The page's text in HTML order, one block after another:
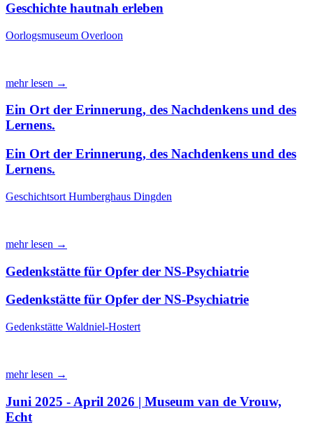
Geschichte hautnah erleben
Oorlogsmuseum Overloon
mehr lesen →
Ein Ort der Erinnerung, des Nachdenkens und des
Lernens.
Ein Ort der Erinnerung, des Nachdenkens und des
Lernens.
Geschichtsort Humberghaus Dingden
mehr lesen →
Gedenkstätte für Opfer der NS-Psychiatrie
Gedenkstätte für Opfer der NS-Psychiatrie
Gedenkstätte Waldniel-Hostert
mehr lesen →
Juni 2025 - April 2026 | Museum van de Vrouw,
Echt